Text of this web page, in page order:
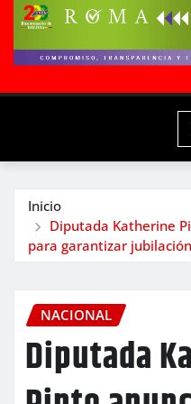
Inicio
Diputada Katherine
para garantizar
NACIONAL
Diputada